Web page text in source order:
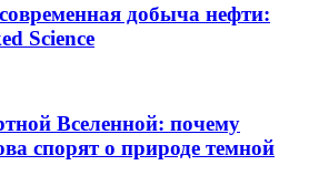
добыча нефти:
Science
Вселенной: почему
спорят о природе темной